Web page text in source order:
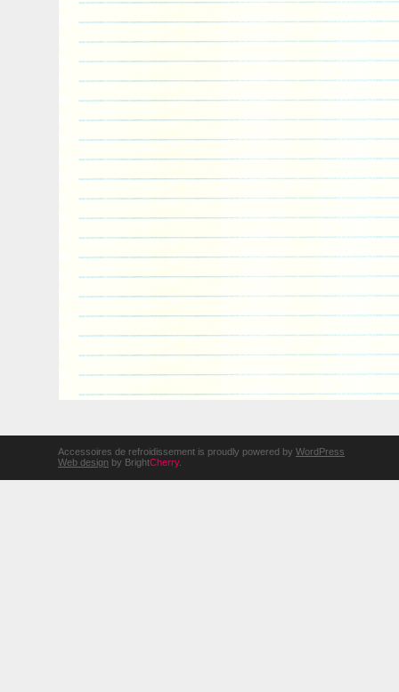
Accessoires de refroidissement is proudly powered by WordPress
Web design by BrightCherry.